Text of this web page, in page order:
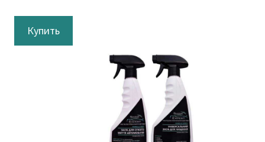
Купить